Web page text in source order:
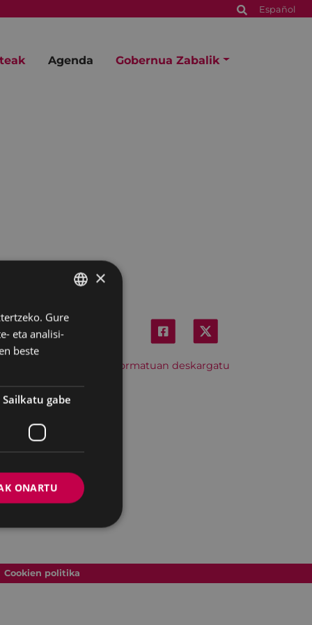
Español
Agenda Gobernua Zabalik
Hitzordu hau iCal formatuan deskargatu
Cookien politika
BASQUE
SPANISH
×
Gure
eta analisi-
beste
Sailkatu gabe
ONARTU